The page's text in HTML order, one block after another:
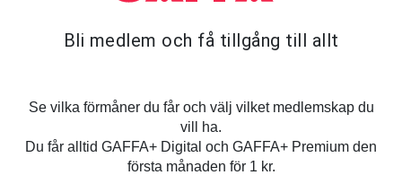
Bli medlem och få tillgång till allt
Se vilka förmåner du får och välj vilket medlemskap du
vill ha.
Du får alltid GAFFA+ Digital och GAFFA+ Premium den
första månaden för 1 kr.